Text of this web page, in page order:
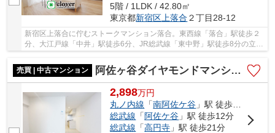
5階 / 1LDK / 42.80㎡
東京都新宿区 上落合 ２丁目28-12
新宿区上落合に佇むストークマンション落合。東西線「落合」駅徒歩２
分、大江戸線「中井」駅徒歩6分、JR総武線「東中野」駅徒歩8分の立
地。3駅3路線利用可能。どの駅へも近く、利便性...
売買 | 中古マンション
阿佐ヶ谷ダイヤモンドマンション
2,898万円
丸ノ内線 「南阿佐ケ谷 」駅 徒歩5分
総武線 「 阿佐ケ谷 」駅 徒歩12分
総武線 「高円寺 」駅 徒歩21分